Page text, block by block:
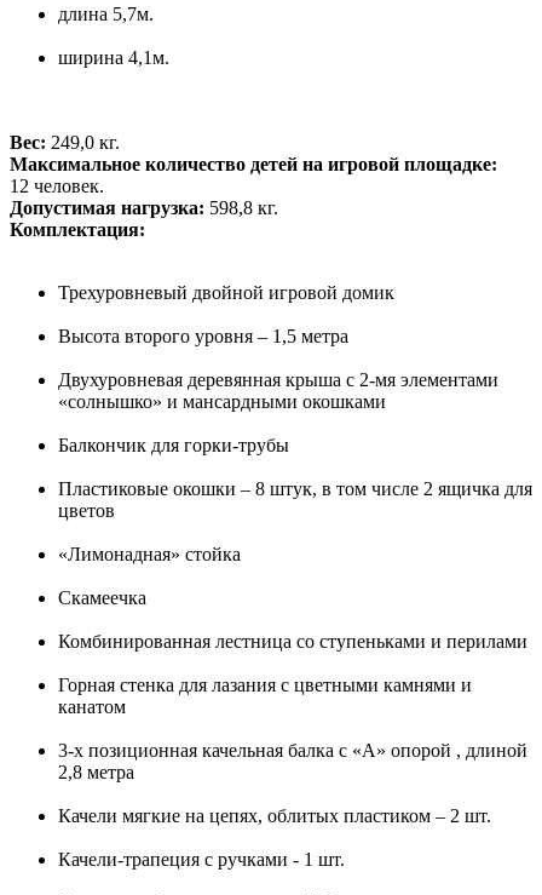
длина 5,7м.
ширина 4,1м.
Вес: 249,0 кг.
Максимальное количество детей на игровой площадке:
12 человек.
Допустимая нагрузка: 598,8 кг.
Комплектация:
Трехуровневый двойной игровой домик
Высота второго уровня – 1,5 метра
Двухуровневая деревянная крыша с 2-мя элементами
«солнышко» и мансардными окошками
Балкончик для горки-трубы
Пластиковые окошки – 8 штук, в том числе 2 ящичка для
цветов
«Лимонадная» стойка
Скамеечка
Комбинированная лестница со ступеньками и перилами
Горная стенка для лазания с цветными камнями и
канатом
3-х позиционная качельная балка с «А» опорой , длиной
2,8 метра
Качели мягкие на цепях, облитых пластиком – 2 шт.
Качели-трапеция с ручками - 1 шт.